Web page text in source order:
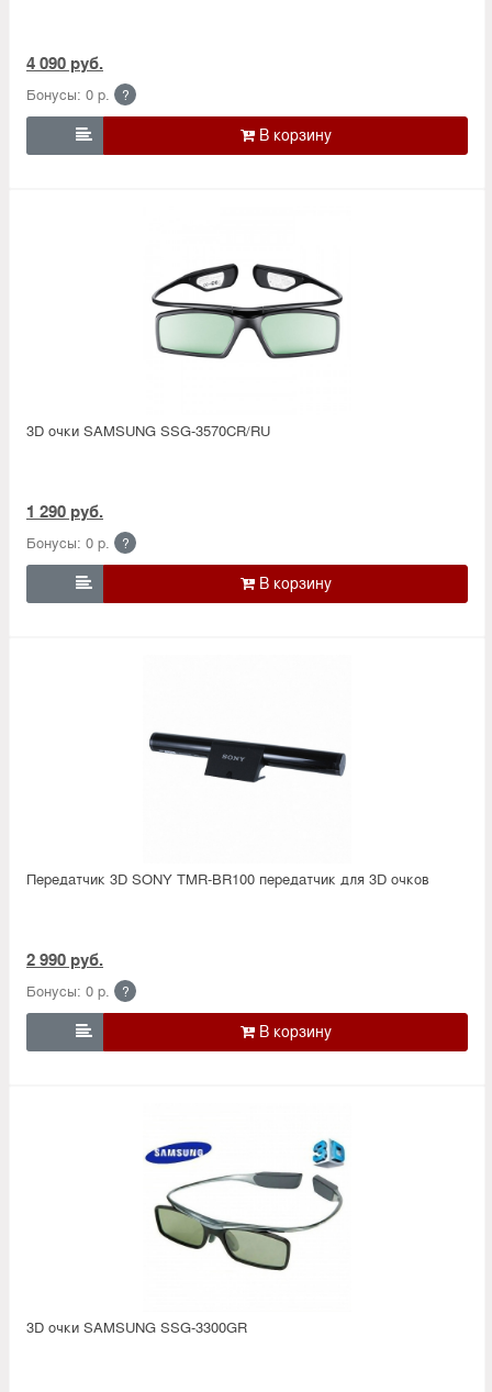
4 090 руб.
Бонусы: 0 р. ?

3D очки SAMSUNG SSG-3570CR/RU
1 290 руб.
Бонусы: 0 р. ?

Передатчик 3D SONY TMR-BR100 передатчик для 3D очков
2 990 руб.
Бонусы: 0 р. ?

3D очки SAMSUNG SSG-3300GR